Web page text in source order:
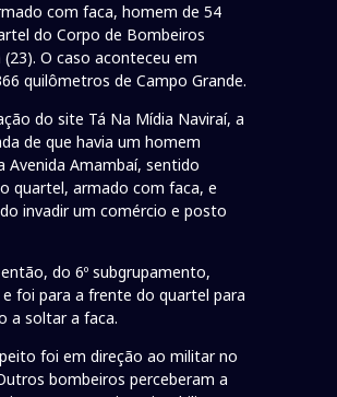
com faca, homem de 54
do Corpo de Bombeiros
O caso aconteceu em
quilômetros de Campo Grande.
do site Tá Na Mídia Naviraí, a
de que havia um homem
Avenida Amambaí, sentido
quartel, armado com faca, e
invadir um comércio e posto
do 6º subgrupamento,
foi para a frente do quartel para
a soltar a faca.
foi em direção ao militar no
bombeiros perceberam a